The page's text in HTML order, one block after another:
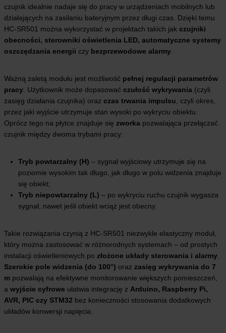
czujnik idealnie nadaje się do pracy w urządzeniach mobilnych lub
działających na zasilaniu bateryjnym przez długi czas. Dzięki temu
HC-SR501 można wykorzystać w projektach takich jak czujniki
obecności, sterowniki oświetlenia LED, automatyczne systemy
oszczędzania energii czy bezprzewodowe alarmy
Ważną zaletą modułu jest możliwość pełnej regulacji parametrów
pracy . Użytkownik może dopasować czułość wykrywania (czyli
zasięg działania czujnika) oraz czas trwania impulsu , czyli okres,
przez jaki wyjście utrzymuje stan wysoki po wykryciu obiektu.
Oprócz tego na płytce znajduje się zworka pozwalająca przełączać
czujnik między dwoma trybami pracy:
Tryb powtarzalny (H) – sygnał wyjściowy utrzymuje się na
poziomie wysokim tak długo, jak długo w polu widzenia znajduje
się obiekt;
Tryb niepowtarzalny (L) – po wykryciu ruchu czujnik wygasza
sygnał, nawet jeśli obiekt wciąż jest obecny.
Takie rozwiązania czynią z HC-SR501 niezwykle elastyczny moduł,
który można zastosować w różnorodnych systemach – od prostych
instalacji oświetleniowych po złożone układy sterowania i alarmy
Szerokie pole widzenia (do 100°) oraz zasięg wykrywania do 7
m pozwalają na efektywne monitorowanie większych pomieszczeń,
a wyjście cyfrowe ułatwia integrację z Arduino, Raspberry Pi,
AVR, PIC czy STM32 bez konieczności stosowania dodatkowych
układów konwersji napięcia.